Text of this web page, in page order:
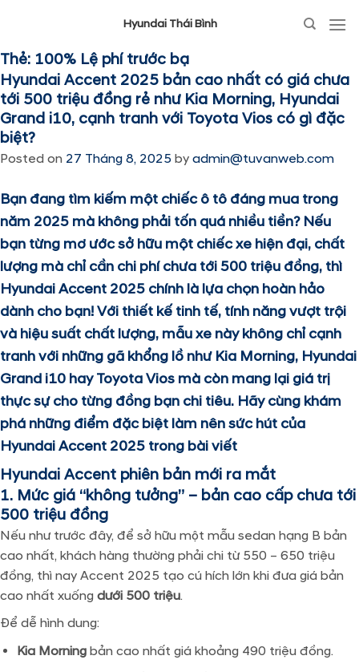
Hyundai Thái Bình
Thẻ: 100% Lệ phí trước bạ
Hyundai Accent 2025 bản cao nhất có giá chưa
tới 500 triệu đồng rẻ như Kia Morning, Hyundai
Grand i10, cạnh tranh với Toyota Vios có gì đặc
biệt?
Posted on 27 Tháng 8, 2025 by admin@tuvanweb.com
Bạn đang tìm kiếm một chiếc ô tô đáng mua trong
năm 2025 mà không phải tốn quá nhiều tiền? Nếu
bạn từng mơ ước sở hữu một chiếc xe hiện đại, chất
lượng mà chỉ cần chi phí chưa tới 500 triệu đồng, thì
Hyundai Accent 2025 chính là lựa chọn hoàn hảo
dành cho bạn! Với thiết kế tinh tế, tính năng vượt trội
và hiệu suất chất lượng, mẫu xe này không chỉ cạnh
tranh với những gã khổng lồ như Kia Morning, Hyundai
Grand i10 hay Toyota Vios mà còn mang lại giá trị
thực sự cho từng đồng bạn chi tiêu. Hãy cùng khám
phá những điểm đặc biệt làm nên sức hút của
Hyundai Accent 2025 trong bài viết
Hyundai Accent phiên bản mới ra mắt
1. Mức giá “không tưởng” – bản cao cấp chưa tới
500 triệu đồng
Nếu như trước đây, để sở hữu một mẫu sedan hạng B bản
cao nhất, khách hàng thường phải chi từ 550 – 650 triệu
đồng, thì nay Accent 2025 tạo cú hích lớn khi đưa giá bản
cao nhất xuống dưới 500 triệu.
Để dễ hình dung:
Kia Morningbản cao nhất giá khoảng 490 triệu đồng.